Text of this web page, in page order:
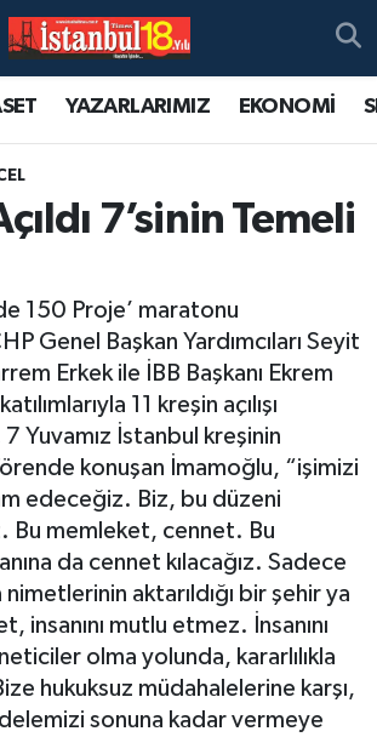
YAZARLARIMIZ EKONOMİ
7’sinin Temeli
150 Proje’ maratonu
Genel Başkan Yardımcıları Seyit
Erkek ile İBB Başkanı Ekrem
11 kreşin açılışı
Yuvamız İstanbul kreşinin
konuşan İmamoğlu, “işimizi
edeceğiz. Biz, bu düzeni
Bu memleket, cennet. Bu
da cennet kılacağız. Sadece
nimetlerinin aktarıldığı bir şehir ya
insanını mutlu etmez. İnsanını
olma yolunda, kararlılıkla
hukuksuz müdahalelerine karşı,
sonuna kadar vermeye